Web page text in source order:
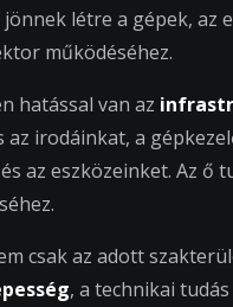
létre a gépek, az
működéséhez.
hatással van az
irodáinkat, a
az eszközeinket. Az ő
csak az adott
, a technikai